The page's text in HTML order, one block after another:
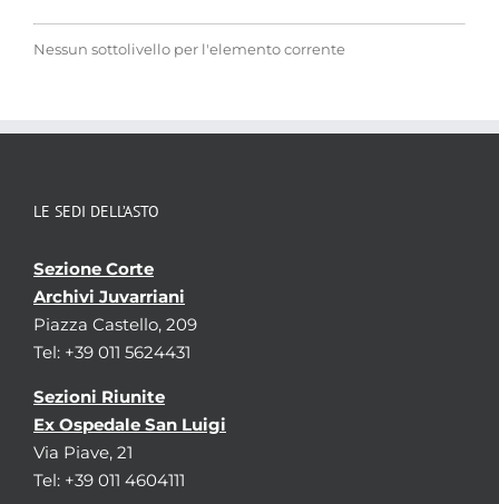
Nessun sottolivello per l'elemento corrente
LE SEDI DELL’ASTO
Sezione Corte
Archivi Juvarriani
Piazza Castello, 209
Tel: +39 011 5624431
Sezioni Riunite
Ex Ospedale San Luigi
Via Piave, 21
Tel: +39 011 4604111